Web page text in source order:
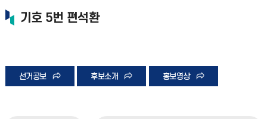
기호 5번 편석환
선거공보 후보소개 홍보영상